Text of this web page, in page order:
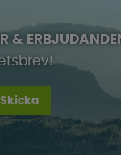
&
Skicka